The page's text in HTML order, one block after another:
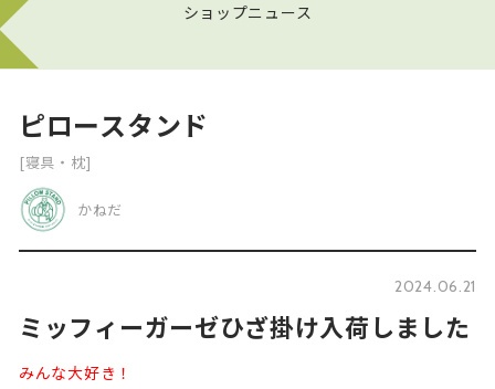
ショップニュース
ピロースタンド
[寝具・枕]
かねだ
2024.06.21
ミッフィーガーゼひざ掛け入荷しました
みんな大好き！